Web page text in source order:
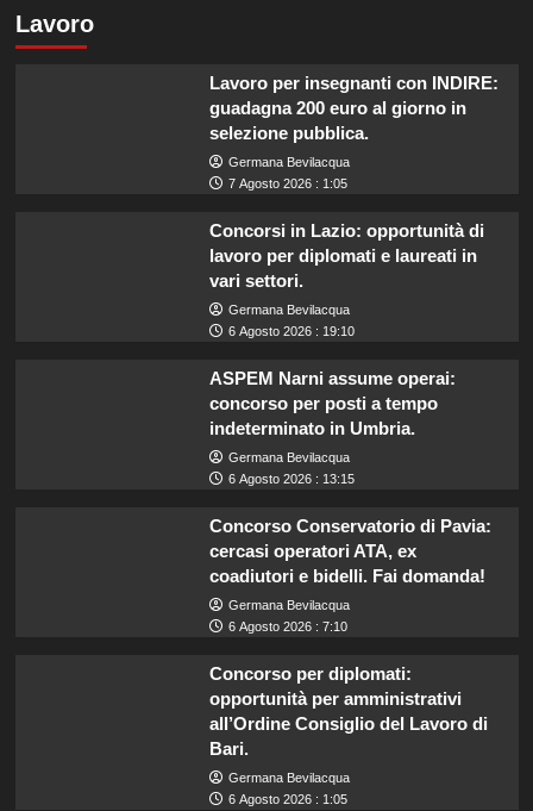
Lavoro
Lavoro per insegnanti con INDIRE:
guadagna 200 euro al giorno in
selezione pubblica.
Germana Bevilacqua
7 Agosto 2026 : 1:05
Concorsi in Lazio: opportunità di
lavoro per diplomati e laureati in
vari settori.
Germana Bevilacqua
6 Agosto 2026 : 19:10
ASPEM Narni assume operai:
concorso per posti a tempo
indeterminato in Umbria.
Germana Bevilacqua
6 Agosto 2026 : 13:15
Concorso Conservatorio di Pavia:
cercasi operatori ATA, ex
coadiutori e bidelli. Fai domanda!
Germana Bevilacqua
6 Agosto 2026 : 7:10
Concorso per diplomati:
opportunità per amministrativi
all’Ordine Consiglio del Lavoro di
Bari.
Germana Bevilacqua
6 Agosto 2026 : 1:05